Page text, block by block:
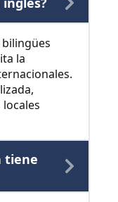
la
tiene